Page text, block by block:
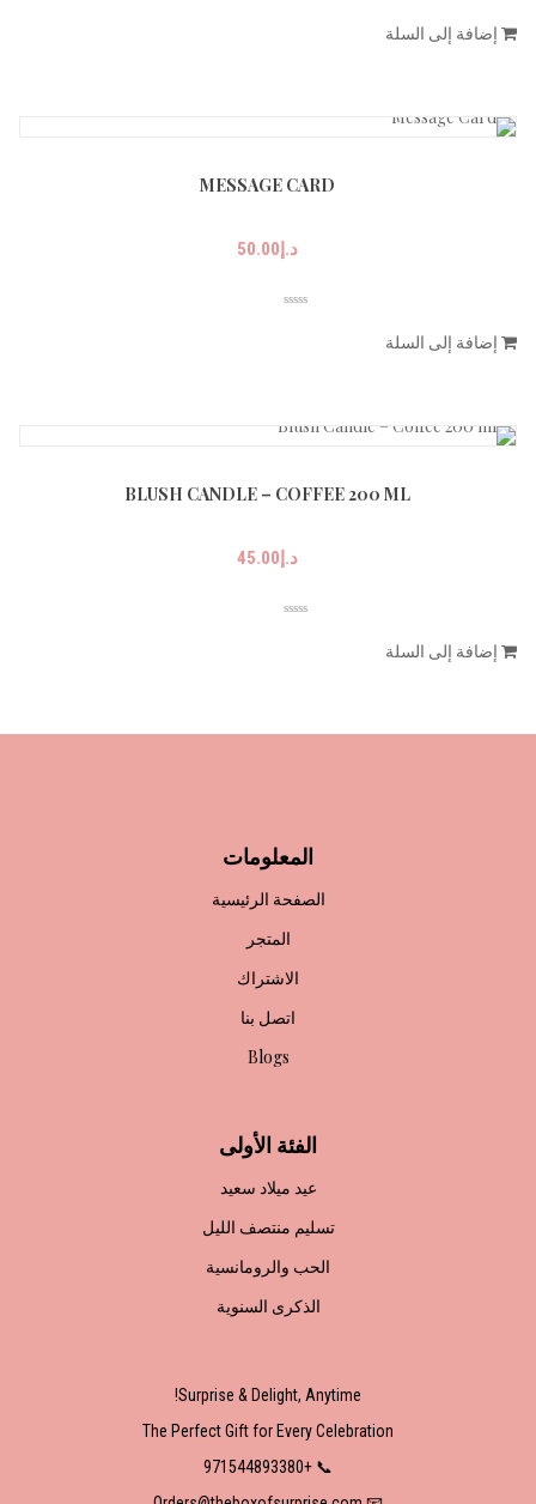
إضافة إلى السلة
MESSAGE CARD
د.إ50.00
إضافة إلى السلة
BLUSH CANDLE – COFFEE 200 ML
د.إ45.00
إضافة إلى السلة
المعلومات
الصفحة الرئيسية
المتجر
الاشتراك
اتصل بنا
Blogs
الفئة الأولى
عيد ميلاد سعيد
تسليم منتصف الليل
الحب والرومانسية
الذكرى السنوية
Surprise & Delight, Anytime!
The Perfect Gift for Every Celebration
📞 +971544893380